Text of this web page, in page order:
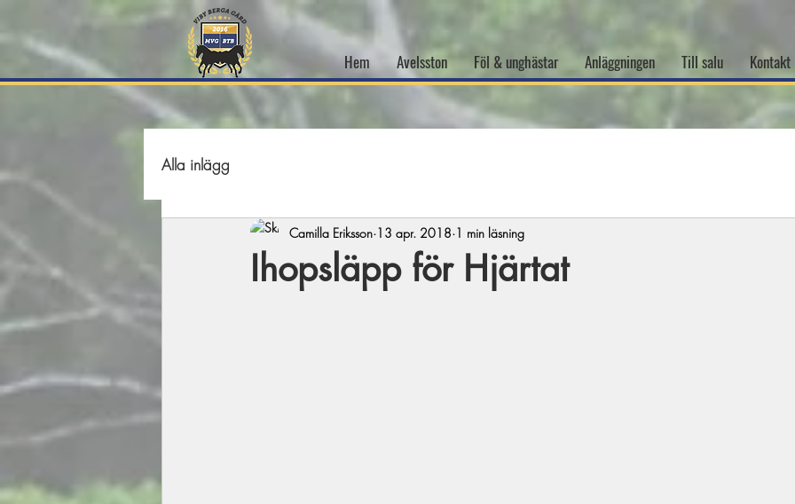
Hem Avelsston Föl & unghästar Anläggningen Till salu Kontakt
Alla inlägg
Ihopsläpp för Hjärtat
Camilla Eriksson 13 apr. 2018 1 min läsning